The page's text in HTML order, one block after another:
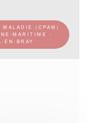
(CPAM)
MARITIME -
EN-BRAY